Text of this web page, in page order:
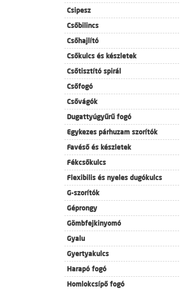
Csipesz
Csőbilincs
Csőhajlító
Csőkulcs és készletek
Csőtisztító spirál
Csőfogó
Csővágók
Dugattyúgyűrű fogó
Egykezes párhuzam szorítók
Favéső és készletek
Fékcsőkulcs
Flexibilis és nyeles dugókulcs
G-szorítók
Géprongy
Gömbfejkinyomó
Gyalu
Gyertyakulcs
Harapó fogó
Homlokcsípő fogó